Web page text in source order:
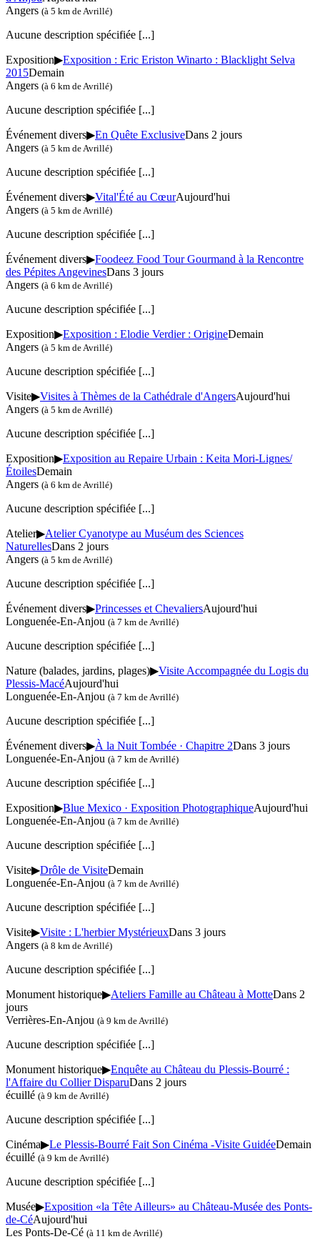
Angers (à 5 km de Avrillé)
Aucune description spécifiée [...]
Exposition▶Exposition : Eric Eriston Winarto : Blacklight Selva
2015Demain
Angers (à 6 km de Avrillé)
Aucune description spécifiée [...]
Événement divers▶En Quête ExclusiveDans 2 jours
Angers (à 5 km de Avrillé)
Aucune description spécifiée [...]
Événement divers▶Vital'Été au CœurAujourd'hui
Angers (à 5 km de Avrillé)
Aucune description spécifiée [...]
Événement divers▶Foodeez Food Tour Gourmand à la Rencontre
des Pépites AngevinesDans 3 jours
Angers (à 6 km de Avrillé)
Aucune description spécifiée [...]
Exposition▶Exposition : Elodie Verdier : OrigineDemain
Angers (à 5 km de Avrillé)
Aucune description spécifiée [...]
Visite▶Visites à Thèmes de la Cathédrale d'AngersAujourd'hui
Angers (à 5 km de Avrillé)
Aucune description spécifiée [...]
Exposition▶Exposition au Repaire Urbain : Keita Mori-Lignes/
ÉtoilesDemain
Angers (à 6 km de Avrillé)
Aucune description spécifiée [...]
Atelier▶Atelier Cyanotype au Muséum des Sciences
NaturellesDans 2 jours
Angers (à 5 km de Avrillé)
Aucune description spécifiée [...]
Événement divers▶Princesses et ChevaliersAujourd'hui
Longuenée-En-Anjou (à 7 km de Avrillé)
Aucune description spécifiée [...]
Nature (balades, jardins, plages)▶Visite Accompagnée du Logis du
Plessis-MacéAujourd'hui
Longuenée-En-Anjou (à 7 km de Avrillé)
Aucune description spécifiée [...]
Événement divers▶À la Nuit Tombée · Chapitre 2Dans 3 jours
Longuenée-En-Anjou (à 7 km de Avrillé)
Aucune description spécifiée [...]
Exposition▶Blue Mexico · Exposition PhotographiqueAujourd'hui
Longuenée-En-Anjou (à 7 km de Avrillé)
Aucune description spécifiée [...]
Visite▶Drôle de VisiteDemain
Longuenée-En-Anjou (à 7 km de Avrillé)
Aucune description spécifiée [...]
Visite▶Visite : L'herbier MystérieuxDans 3 jours
Angers (à 8 km de Avrillé)
Aucune description spécifiée [...]
Monument historique▶Ateliers Famille au Château à MotteDans 2
jours
Verrières-En-Anjou (à 9 km de Avrillé)
Aucune description spécifiée [...]
Monument historique▶Enquête au Château du Plessis-Bourré :
l'Affaire du Collier DisparuDans 2 jours
écuillé (à 9 km de Avrillé)
Aucune description spécifiée [...]
Cinéma▶Le Plessis-Bourré Fait Son Cinéma -Visite GuidéeDemain
écuillé (à 9 km de Avrillé)
Aucune description spécifiée [...]
Musée▶Exposition «la Tête Ailleurs» au Château-Musée des Ponts-
de-CéAujourd'hui
Les Ponts-De-Cé (à 11 km de Avrillé)